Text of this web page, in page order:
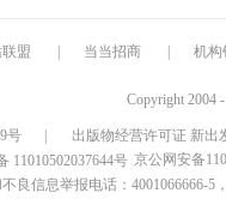
联盟 当当招商 机构
Copyright 2004
号
出版物经营许可证 新出
京公网安备
良信息举报电话：4001066666-5